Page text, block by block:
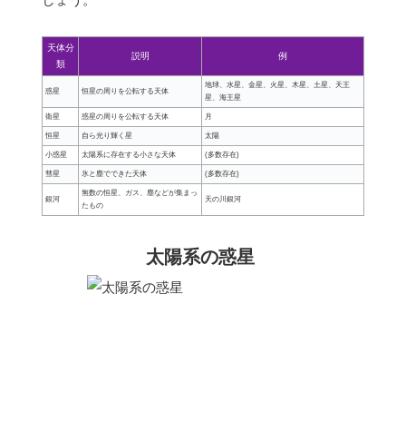
天体分
類
説明 例
惑星 恒星の周りを公転する天体
地球、水星、金星、火星、木星、土星、天王
星、海王星
衛星 惑星の周りを公転する天体 月
恒星 自ら光り輝く星 太陽
小惑星 太陽系に存在する小さな天体 (多数存在)
彗星 氷と塵でできた天体 (多数存在)
銀河
無数の恒星、ガス、塵などが集まっ
たもの
天の川銀河
太陽系の惑星